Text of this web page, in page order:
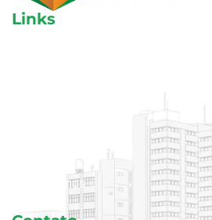
Links
Quem somos